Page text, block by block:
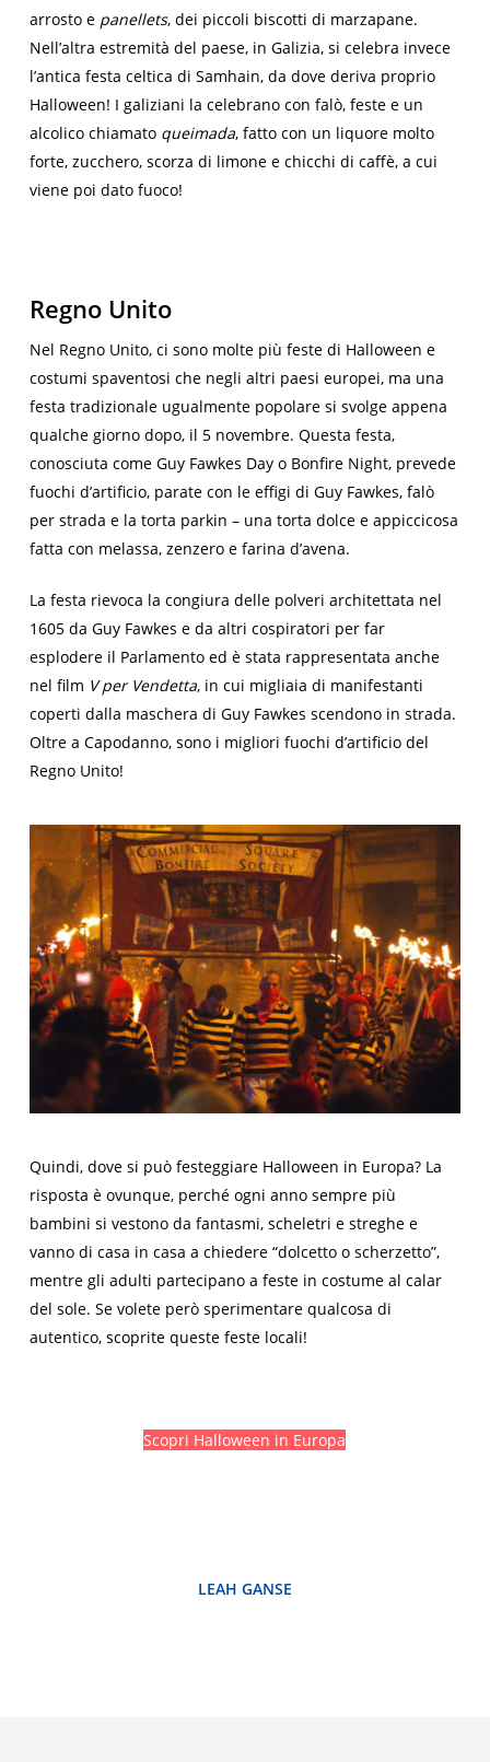
arrosto e panellets, dei piccoli biscotti di marzapane.
Nell’altra estremità del paese, in Galizia, si celebra invece
l’antica festa celtica di Samhain, da dove deriva proprio
Halloween! I galiziani la celebrano con falò, feste e un
alcolico chiamato queimada, fatto con un liquore molto
forte, zucchero, scorza di limone e chicchi di caffè, a cui
viene poi dato fuoco!
Regno Unito
Nel Regno Unito, ci sono molte più feste di Halloween e
costumi spaventosi che negli altri paesi europei, ma una
festa tradizionale ugualmente popolare si svolge appena
qualche giorno dopo, il 5 novembre. Questa festa,
conosciuta come Guy Fawkes Day o Bonfire Night, prevede
fuochi d’artificio, parate con le effigi di Guy Fawkes, falò
per strada e la torta parkin – una torta dolce e appiccicosa
fatta con melassa, zenzero e farina d’avena.
La festa rievoca la congiura delle polveri architettata nel
1605 da Guy Fawkes e da altri cospiratori per far
esplodere il Parlamento ed è stata rappresentata anche
nel film V per Vendetta, in cui migliaia di manifestanti
coperti dalla maschera di Guy Fawkes scendono in strada.
Oltre a Capodanno, sono i migliori fuochi d’artificio del
Regno Unito!
Quindi, dove si può festeggiare Halloween in Europa? La
risposta è ovunque, perché ogni anno sempre più
bambini si vestono da fantasmi, scheletri e streghe e
vanno di casa in casa a chiedere “dolcetto o scherzetto”,
mentre gli adulti partecipano a feste in costume al calar
del sole. Se volete però sperimentare qualcosa di
autentico, scoprite queste feste locali!
Scopri Halloween in Europa
LEAH GANSE